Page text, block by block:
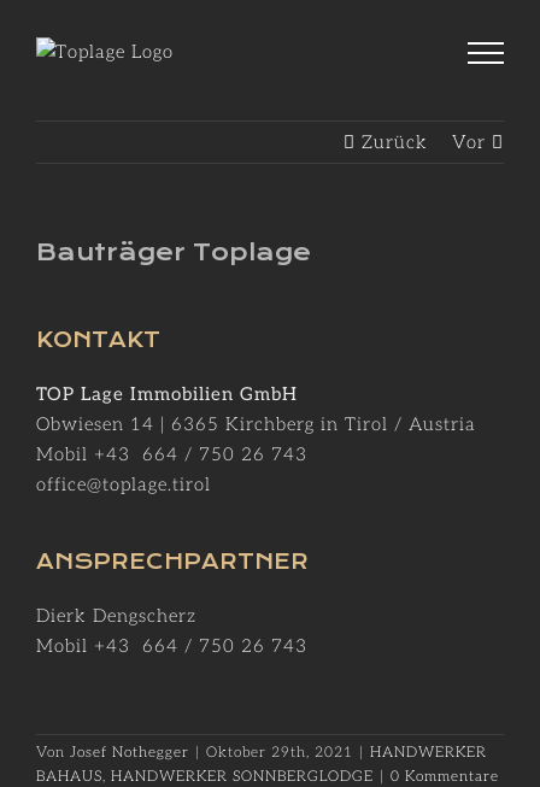
Inhalt
Zurück Vor
Bauträger Toplage
KONTAKT
TOP Lage Immobilien GmbH
Obwiesen 14 | 6365 Kirchberg in Tirol / Austria
Mobil +43 664 / 750 26 743
office@toplage.tirol
ANSPRECHPARTNER
Dierk Dengscherz
Mobil +43 664 / 750 26 743
Von Josef Nothegger Oktober 29th, 2021
HANDWERKER
BAHAUS, HANDWERKER SONNBERGLODGE 0 Kommentare